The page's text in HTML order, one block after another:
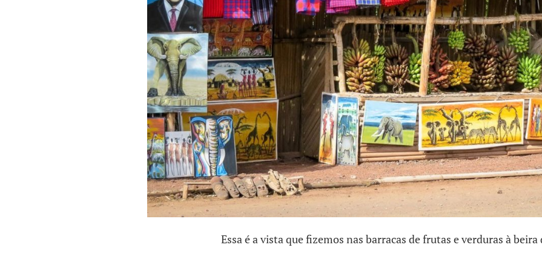
Essa é a vista que fizemos nas barracas de frutas e verduras à beira